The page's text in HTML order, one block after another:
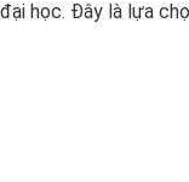
học. Đây là lựa